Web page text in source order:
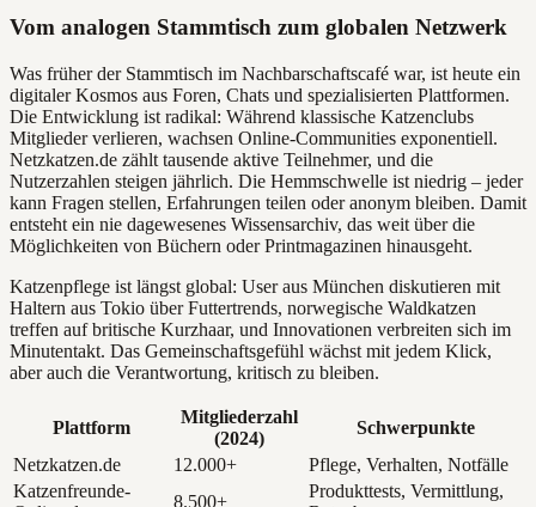
Vom analogen Stammtisch zum globalen Netzwerk
Was früher der Stammtisch im Nachbarschaftscafé war, ist heute ein
digitaler Kosmos aus Foren, Chats und spezialisierten Plattformen.
Die Entwicklung ist radikal: Während klassische Katzenclubs
Mitglieder verlieren, wachsen Online-Communities exponentiell.
Netzkatzen.de zählt tausende aktive Teilnehmer, und die
Nutzerzahlen steigen jährlich. Die Hemmschwelle ist niedrig – jeder
kann Fragen stellen, Erfahrungen teilen oder anonym bleiben. Damit
entsteht ein nie dagewesenes Wissensarchiv, das weit über die
Möglichkeiten von Büchern oder Printmagazinen hinausgeht.
Katzenpflege ist längst global: User aus München diskutieren mit
Haltern aus Tokio über Futtertrends, norwegische Waldkatzen
treffen auf britische Kurzhaar, und Innovationen verbreiten sich im
Minutentakt. Das Gemeinschaftsgefühl wächst mit jedem Klick,
aber auch die Verantwortung, kritisch zu bleiben.
Plattform
Mitgliederzahl
(2024)
Schwerpunkte
Netzkatzen.de
12.000+
Pflege, Verhalten, Notfälle
Katzenfreunde-
8.500+
Produkttests, Vermittlung,